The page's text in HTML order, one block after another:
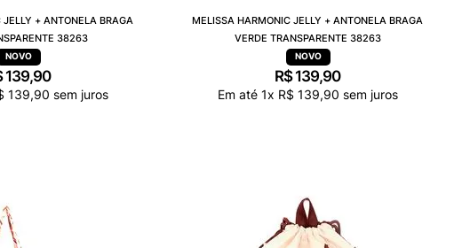
+ ANTONELA BRAGA
38263
139,90
139,90 sem juros
MELISSA HARMONIC JELLY + ANTONELA BRAGA
VERDE TRANSPARENTE 38263
R$ 139,90
Em até 1x R$ 139,90 sem juros